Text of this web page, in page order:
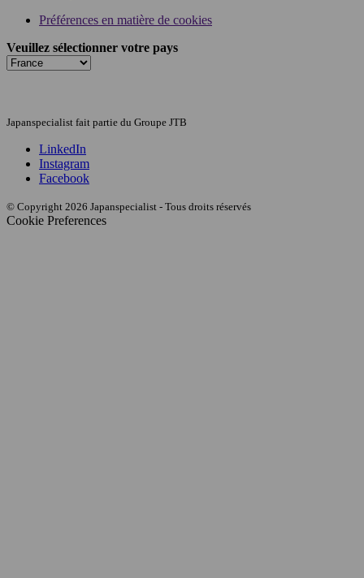
Préférences en matière de cookies
Veuillez sélectionner votre pays
Japanspecialist fait partie du Groupe JTB
LinkedIn
Instagram
Facebook
© Copyright 2026 Japanspecialist - Tous droits réservés
Cookie Preferences